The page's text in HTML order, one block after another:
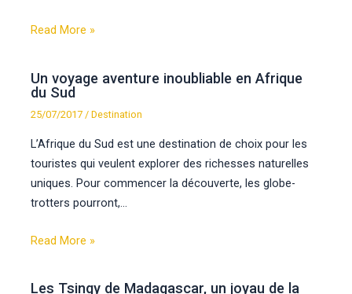
Read More »
Un voyage aventure inoubliable en Afrique
du Sud
25/07/2017 /Destination
L’Afrique du Sud est une destination de choix pour les
touristes qui veulent explorer des richesses naturelles
uniques. Pour commencer la découverte, les globe-
trotters pourront,…
Read More »
Les Tsingy de Madagascar, un joyau de la